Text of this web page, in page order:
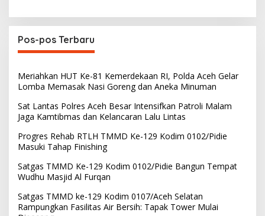
Pos-pos Terbaru
Meriahkan HUT Ke-81 Kemerdekaan RI, Polda Aceh Gelar
Lomba Memasak Nasi Goreng dan Aneka Minuman
Sat Lantas Polres Aceh Besar Intensifkan Patroli Malam
Jaga Kamtibmas dan Kelancaran Lalu Lintas
Progres Rehab RTLH TMMD Ke-129 Kodim 0102/Pidie
Masuki Tahap Finishing
Satgas TMMD Ke-129 Kodim 0102/Pidie Bangun Tempat
Wudhu Masjid Al Furqan
Satgas TMMD ke-129 Kodim 0107/Aceh Selatan
Rampungkan Fasilitas Air Bersih: Tapak Tower Mulai